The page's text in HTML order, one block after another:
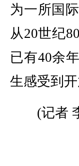
为一所国
从20世纪
已有40余
生感受到
(记者 李